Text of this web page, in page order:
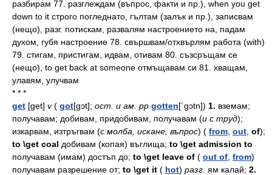
разбирам 77. разглеждам (въпрос, факти и пр.), when you get
down to it строго погледнато, гълтам (залък и пр.), записвам
(нещо), разг. потискам, развалям настроението на, падам
духом, губя настроение 78. свършвам/отхвърлям работа (with)
79. стигам, пристигам, идвам, отивам 80. съзсръщам се
(нещо), to get back at someone отмъщавам си 81. хващам,
улавям, улучвам
* * *
get [get] v ( got[gɔt]; ост. и ам. pp gotten[´gɔtn]) 1. вземам;
получавам; добивам, придобивам, получавам (и с труд);
изкарвам, изтръгвам (с молба, искане, въпрос) ( from out of);
to \get coal добивам (копая) въглища; to \get admission to
получавам (имам) достъп до; to \get leave of ( out of from)
получавам разрешение от; to \get it ( hot) разг. ям калай; 2.